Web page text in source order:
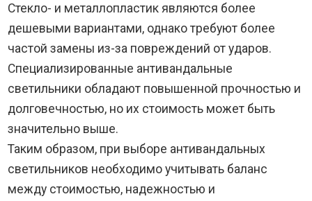
Стекло- и металлопластик являются более
дешевыми вариантами, однако требуют более
частой замены из-за повреждений от ударов.
Специализированные антивандальные
светильники обладают повышенной прочностью и
долговечностью, но их стоимость может быть
значительно выше.
Таким образом, при выборе антивандальных
светильников необходимо учитывать баланс
между стоимостью, надежностью и